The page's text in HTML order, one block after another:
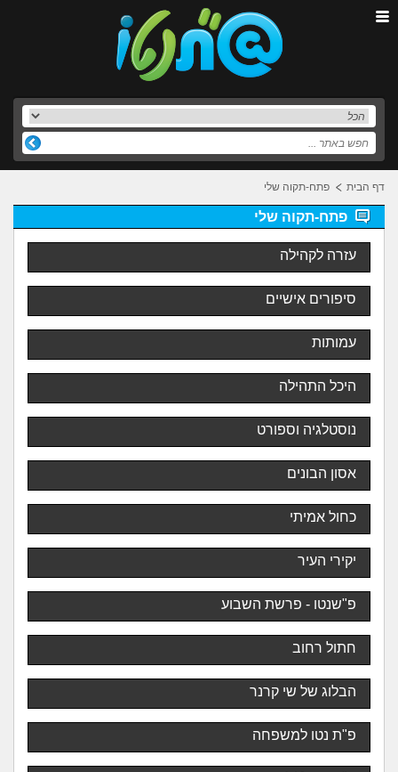
דף הבית פתח-תקוה שלי
פתח-תקוה שלי
עזרה לקהילה
סיפורים אישיים
עמותות
היכל התהילה
נוסטלגיה וספורט
אסון הבונים
כחול אמיתי
יקירי העיר
פ"שנטו - פרשת השבוע
חתול רחוב
הבלוג של שי קרנר
פ"ת נטו למשפחה